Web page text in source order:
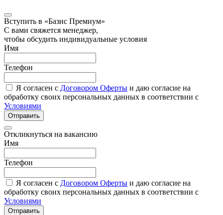
Вступить в «Базис Премиум»
С вами свяжется менеджер,
чтобы обсудить индивидуальные условия
Имя
Телефон
Я согласен с Договором Оферты и даю согласие на
обработку своих персональных данных в соответствии с
Условиями
Отправить
Откликнуться на вакансию
Имя
Телефон
Я согласен с Договором Оферты и даю согласие на
обработку своих персональных данных в соответствии с
Условиями
Отправить